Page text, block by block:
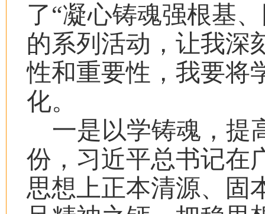
了“凝心铸魂强根基
的系列活动，让我深
性和重要性，我要将
化。
一是以学铸魂，提
份，习近平总书记在
思想上正本清源、固